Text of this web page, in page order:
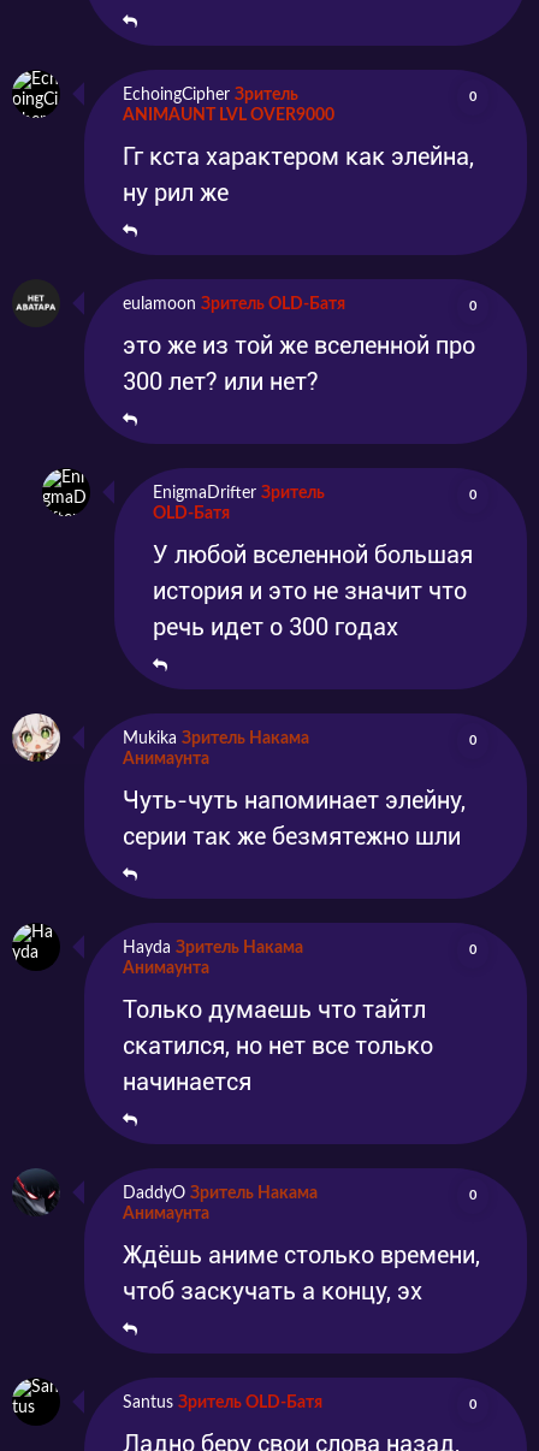
EchoingCipher Зритель
ANIMAUNT LVL OVER9000
0
Гг кста характером как элейна,
ну рил же
eulamoon Зритель OLD-Батя 0
это же из той же вселенной про
300 лет? или нет?
EnigmaDrifter Зритель
OLD-Батя
0
У любой вселенной большая
история и это не значит что
речь идет о 300 годах
Mukika Зритель Накама
Анимаунта
0
Чуть-чуть напоминает элейну,
серии так же безмятежно шли
Hayda Зритель Накама
Анимаунта
0
Только думаешь что тайтл
скатился, но нет все только
начинается
DaddyO Зритель Накама
Анимаунта
0
Ждёшь аниме столько времени,
чтоб заскучать а концу, эх
Santus Зритель OLD-Батя 0
Ладно беру свои слова назад,